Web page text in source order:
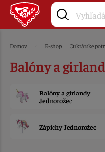
Domov E-shop Cukrárske
Balóny a
Balóny a girlandy
Jednorožec
Zápichy Jednorožec